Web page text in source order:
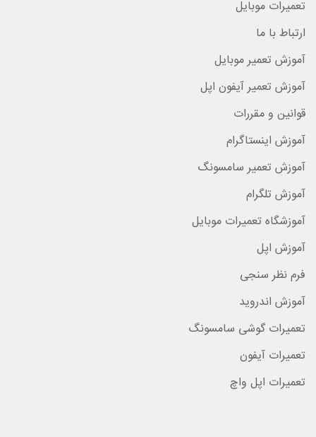
تعمیرات موبایل
ارتباط با ما
آموزش تعمیر موبایل
آموزش تعمیر آیفون اپل
قوانین و مقررات
آموزش اینستاگرام
آموزش تعمیر سامسونگ
آموزش تلگرام
آموزشگاه تعمیرات موبایل
آموزش اپل
فرم نظر سنجی
آموزش اندروید
تعمیرات گوشی سامسونگ
تعمیرات آیفون
تعمیرات اپل واچ